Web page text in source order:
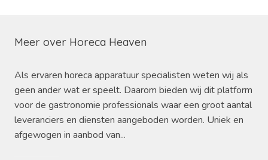
Meer over Horeca Heaven
Als ervaren horeca apparatuur specialisten weten wij als
geen ander wat er speelt. Daarom bieden wij dit platform
voor de gastronomie professionals waar een groot aantal
leveranciers en diensten aangeboden worden. Uniek en
afgewogen in aanbod van...